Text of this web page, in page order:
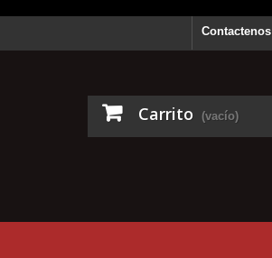
Contactenos
Carrito (vacío)